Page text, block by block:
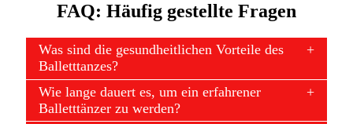
FAQ: Häufig gestellte Fragen
Was sind die gesundheitlichen Vorteile des
Balletttanzes?
Wie lange dauert es, um ein erfahrener
Balletttänzer zu werden?